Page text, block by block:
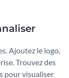
Ajoutez le logo,
Trouvez des
pour visualiser